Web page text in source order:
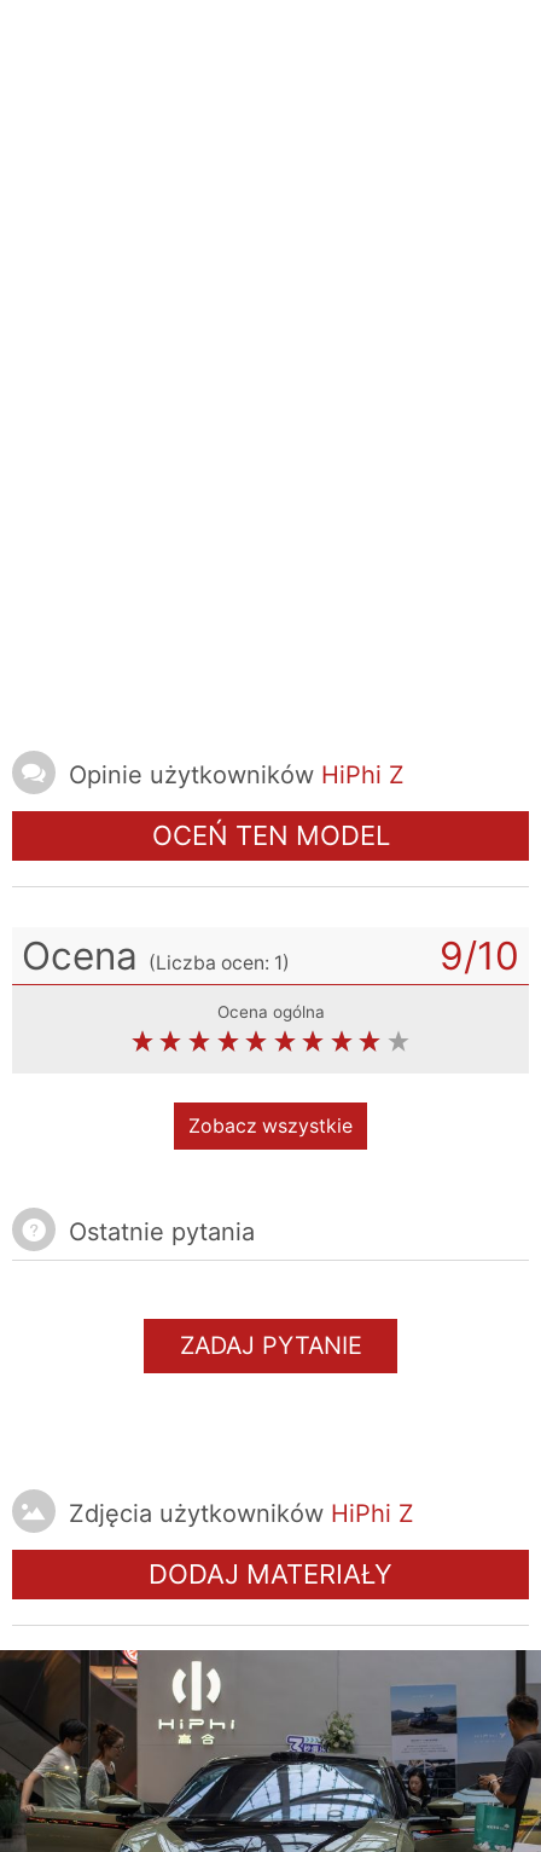
Opinie użytkowników HiPhi Z
OCEŃ TEN MODEL
Ocena (Liczba ocen: 1) 9/10
Ocena ogólna
Zobacz wszystkie
Ostatnie pytania
ZADAJ PYTANIE
Zdjęcia użytkowników HiPhi Z
DODAJ MATERIAŁY